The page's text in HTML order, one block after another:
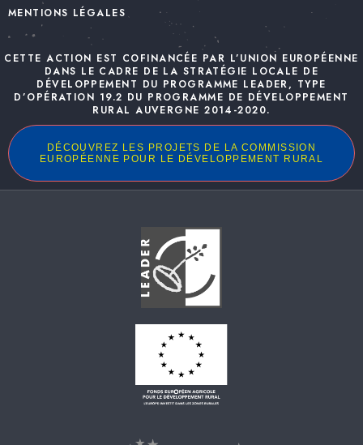
MENTIONS LÉGALES
CETTE ACTION EST COFINANCÉE PAR L’UNION EUROPÉENNE
DANS LE CADRE DE LA STRATÉGIE LOCALE DE
DÉVELOPPEMENT DU PROGRAMME LEADER, TYPE
D’OPÉRATION 19.2 DU PROGRAMME DE DÉVELOPPEMENT
RURAL AUVERGNE 2014-2020.
DÉCOUVREZ LES PROJETS DE LA COMMISSION
EUROPÉENNE POUR LE DÉVELOPPEMENT RURAL